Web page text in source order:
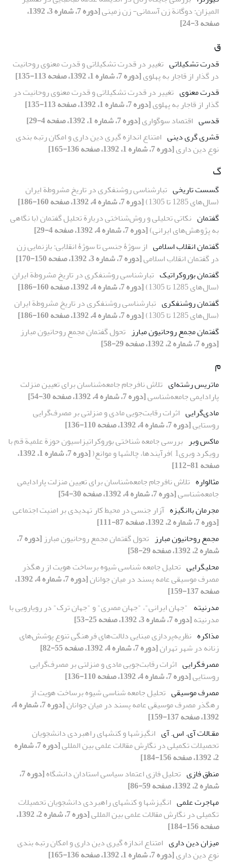
المیزان: دوگانة زن آسمانی- زن زمینی
[دوره 7، شماره 3، 1392،
صفحه 3-24]
ق
قدرت تشکیلاتی تغییر در قدرت تشکیلاتی و قدرت معنوی روحانیت
در گذار از قاجار به پهلوی[دوره 7، شماره 1، 1392، صفحه 113-135]
قدرت معنوی تغییر در قدرت تشکیلاتی و قدرت معنوی روحانیت در
گذار از قاجار به پهلوی[دوره 7، شماره 1، 1392، صفحه 113-135]
قدسی اقتصاد سوگواری[دوره 7، شماره 1، 1392، صفحه 4-29]
قشری گری دینی امتناع اندازه گیری دین داری و امکان رتبه بندی
نوع دین داری[دوره 7، شماره 1، 1392، صفحه 136-165]
گ
گسست تاریخی تبارشناسی روشنفکری در تاریخ مشروطة ایران
(سال‌های 1285 تا 1305)
[دوره 7، شماره 4، 1392، صفحه 160-186]
گفتمان نکاتی تحلیلی و روش‌شناختی دربارة تحلیل گفتمان (با نگاهی
به پژوهش‌های ایرانی)[دوره 7، شماره 4، 1392، صفحه 4-29]
گفتمان انقلاب اسلامی از سوژۀ جنسی تا سوژۀ انقلابی: بازنمایی زن
در گفتمان انقلاب اسلامی[دوره 7، شماره 3، 1392، صفحه 150-170]
گفتمان بوروکراتیک تبارشناسی روشنفکری در تاریخ مشروطة ایران
(سال‌های 1285 تا 1305)
[دوره 7، شماره 4، 1392، صفحه 160-186]
گفتمان روشنفکری تبارشناسی روشنفکری در تاریخ مشروطة ایران
(سال‌های 1285 تا 1305)
[دوره 7، شماره 4، 1392، صفحه 160-186]
گفتمان مجمع روحانیون مبارز تحول گفتمان مجمع روحانیون مبارز
[دوره 7، شماره 2، 1392، صفحه 29-58]
م
ماتریس رشته‌ای تلاش نافرجام جامعه‌شناسان برای تعیین منزلت
پارادایمی جامعه‌شناسی[دوره 7، شماره 4، 1392، صفحه 30-54]
مادی‌گرایی اثرات رقابت‌جویی مادی و منزلتی بر مصرف‌گرایی
روستایی[دوره 7، شماره 4، 1392، صفحه 110-136]
ماکس وبر بررسی جامعه شناختی بوروکراتیزاسیون حوزة علمیة قم با
رویکرد وبری1 )فرآیندها، چالشها و موانع(
[دوره 7، شماره 1، 1392،
صفحه 81-112]
مثالواره تلاش نافرجام جامعه‌شناسان برای تعیین منزلت پارادایمی
جامعه‌شناسی[دوره 7، شماره 4، 1392، صفحه 30-54]
مجرمان باانگیزه آزار جنسی در محیط کار تهدیدی بر امنیت اجتماعی
[دوره 7، شماره 2، 1392، صفحه 87-111]
مجمع روحانیون مبارز تحول گفتمان مجمع روحانیون مبارز
[دوره 7،
شماره 2، 1392، صفحه 29-58]
محلی­گرایی تحلیل جامعه شناسی شیوه برساخت هویت از رهگذر
مصرف موسیقی عامه پسند در میان جوانان
[دوره 7، شماره 4، 1392،
صفحه 137-159]
مدرنیته "جهان ایرانی"، "جهان مصری" و "جهان ترک" در رویارویی با
مدرنیته[دوره 7، شماره 3، 1392، صفحه 25-53]
مذاکره نظریه‌پردازی مبنایی دلالت‌های فرهنگی تنوع پوشش‌های
زنانه در شهر تهران[دوره 7، شماره 4، 1392، صفحه 55-82]
مصرف‎گرایی
اثرات رقابت‌جویی مادی و منزلتی بر مصرف‌گرایی
روستایی[دوره 7، شماره 4، 1392، صفحه 110-136]
مصرف موسیقی تحلیل جامعه شناسی شیوه برساخت هویت از
رهگذر مصرف موسیقی عامه پسند در میان جوانان
[دوره 7، شماره 4،
1392، صفحه 137-159]
مقـالات آی. اس. آی انگیزشها و کنشهای راهبردی دانشجویان
تحصیلات تکمیلی در نگارش مقالات علمی بین المللی
[دوره 7، شماره
2، 1392، صفحه 156-184]
منطق فازی تحلیل فازی اعتماد سیاسی استادان دانشگاه
[دوره 7،
شماره 2، 1392، صفحه 59-86]
مهاجرت علمی انگیزشها و کنشهای راهبردی دانشجویان تحصیلات
تکمیلی در نگارش مقالات علمی بین المللی
[دوره 7، شماره 2، 1392،
صفحه 156-184]
میزان دین داری امتناع اندازه گیری دین داری و امکان رتبه بندی
نوع دین داری[دوره 7، شماره 1، 1392، صفحه 136-165]